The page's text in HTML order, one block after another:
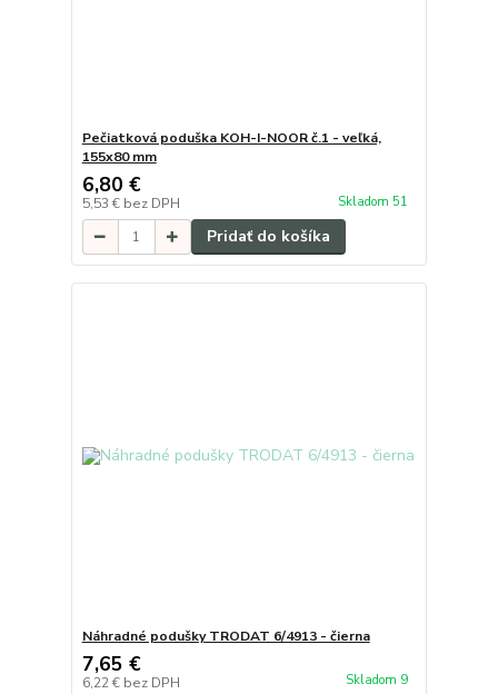
Pečiatková poduška KOH-I-NOOR č.1 - veľká,
155x80 mm
6,80 €
5,53 € bez DPH Skladom 51
Pridať do košíka
Náhradné podušky TRODAT 6/4913 - čierna
7,65 €
6,22 € bez DPH Skladom 9